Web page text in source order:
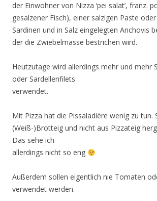
der Einwohner von Nizza ‘pei salat’, franz.
gesalzener Fisch), einer salzigen Paste
Sardinen und in Salz eingelegten Anchovis
der die Zwiebelmasse bestrichen wird.
Heutzutage wird allerdings mehr und mehr
oder Sardellenfilets
verwendet.
Mit Pizza hat die Pissaladière wenig zu tun.
(Weiß-)Brotteig und nicht aus Pizzateig
Das sehe ich
allerdings nicht so eng
Außerdem sollen eigentlich nie Tomaten
verwendet werden.